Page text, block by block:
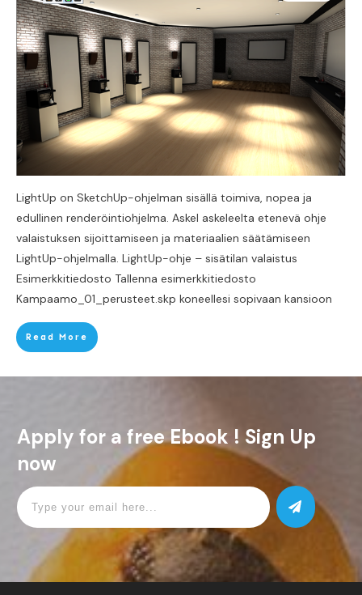
LightUp on SketchUp-ohjelman sisällä toimiva, nopea ja
edullinen renderöintiohjelma. Askel askeleelta etenevä ohje
valaistuksen sijoittamiseen ja materiaalien säätämiseen
LightUp-ohjelmalla. LightUp-ohje – sisätilan valaistus
Esimerkkitiedosto Tallenna esimerkkitiedosto
Kampaamo_01_perusteet.skp koneellesi sopivaan kansioon
Read More
Apply for a free Ebook ! Sign Up
now